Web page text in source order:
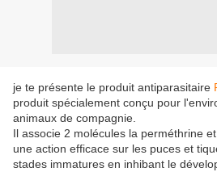
je te présente le produit antiparasitaire
produit spécialement conçu pour
animaux de compagnie.
Il associe 2 molécules la perméthrine
une action efficace sur les puces et
stades immatures en inhibant le